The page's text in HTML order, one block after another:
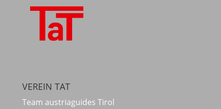
VEREIN TAT
Team austriaguides Tirol